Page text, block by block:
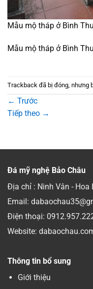
Mẫu mộ tháp ở Bình
Mẫu mộ tháp ở Bình
Trackback đã bị đóng, nhưng
← Trước
Tiếp theo →
Đá mỹ nghệ Bảo Châu
Địa chỉ : Ninh Vân - Hoa
Email:
Điện thoại:
Website:
Thông tin bổ sung
Giới thiệu